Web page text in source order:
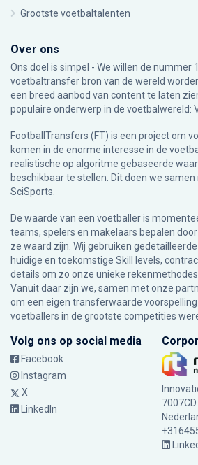
Grootste voetbaltalenten
Over ons
Ons doel is simpel - We willen de nummer
voetbaltransfer bron van de wereld
een breed aanbod van content te laten
populaire onderwerp in de voetbalwereld:
FootballTransfers (FT) is een project om
komen in de enorme interesse in de
realistische op algoritme gebaseerde
beschikbaar te stellen. Dit doen we
SciSports
De waarde van een voetballer is
teams, spelers en makelaars bepalen
ze waard zijn. Wij gebruiken
huidige en toekomstige Skill levels,
details om zo onze unieke
Vanuit daar zijn we, samen met onze
om een eigen transferwaarde
voetballers in de grootste competities
Volg ons op social media
Facebook
Instagram
X
LinkedIn